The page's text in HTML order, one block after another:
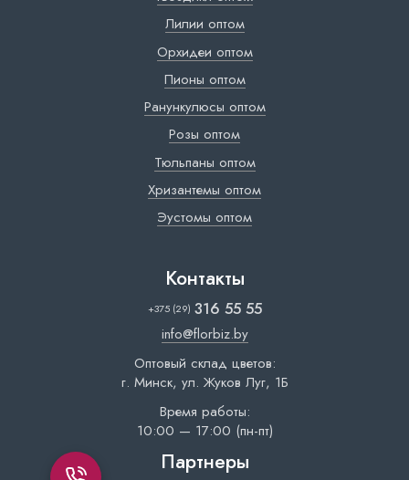
Лилии оптом
Орхидеи оптом
Пионы оптом
Ранункулюсы оптом
Розы оптом
Тюльпаны оптом
Хризантемы оптом
Эустомы оптом
Контакты
+375 (29) 316 55 55
info@florbiz.by
Оптовый склад цветов:
г. Минск, ул. Жуков Луг, 1Б
Время работы:
10:00 — 17:00 (пн-пт)
Партнеры